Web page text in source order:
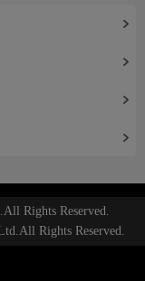
Rights Reserved.
Rights Reserved.